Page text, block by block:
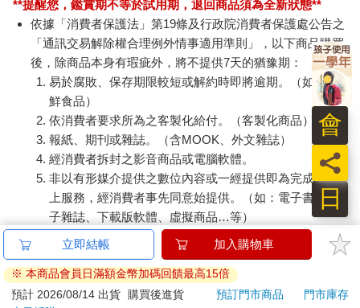
**提醒您，鑑賞期不等於試用期，退回商品須為全新狀態**
依據「消費者保護法」第19條及行政院消費者保護處公告之
「通訊交易解除權合理例外情事適用準則」，以下商品購買
後，除商品本身有瑕疵外，將不提供7天的猶豫期：
易於腐敗、保存期限較短或解約時即將逾期。（如：生
鮮食品）
依消費者要求所為之客製化給付。（客製化商品）
報紙、期刊或雜誌。（含MOOK、外文雜誌）
經消費者拆封之影音商品或電腦軟體。
非以有形媒介提供之數位內容或一經提供即為完成之線
上服務，經消費者事先同意始提供。（如：電子書、電
子雜誌、下載版軟體、虛擬商品…等）
已拆封之個人衛生用品。（如：內衣褲、刮鬍刀、除毛
若非上列種類商品，均享有到貨7天的猶豫期（含例假
日）。
立即結帳 加入購物車
※ 本商品會員日滿額金幣加碼回饋最高15倍
預計 2026/08/14 出貨
購買後進貨 預訂門市商品
門市庫存
日
員
會